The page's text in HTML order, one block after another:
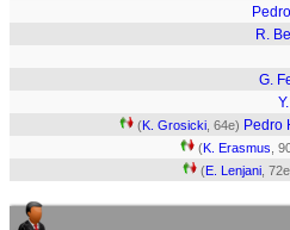
R.
G.
(K. Grosicki , 64e) Pedro
(K. Erasmus ,
(E. Lenjani ,